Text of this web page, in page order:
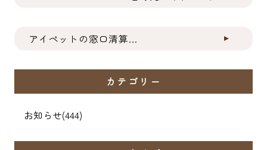
アイペットの窓口清算...
カテゴリー
お知らせ(444)